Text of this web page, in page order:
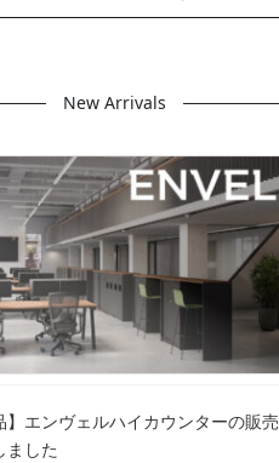
New Arrivals
】エンヴェルハイカウンターの販売
ました